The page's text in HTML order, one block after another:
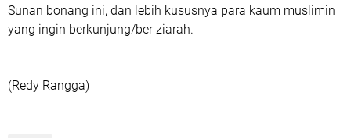
Sunan bonang ini, dan lebih kususnya para kaum muslimin
yang ingin berkunjung/ber ziarah.
(Redy Rangga)